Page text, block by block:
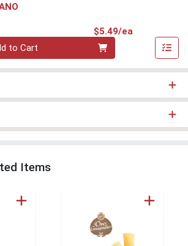
$5.49/ea
to Cart
Items